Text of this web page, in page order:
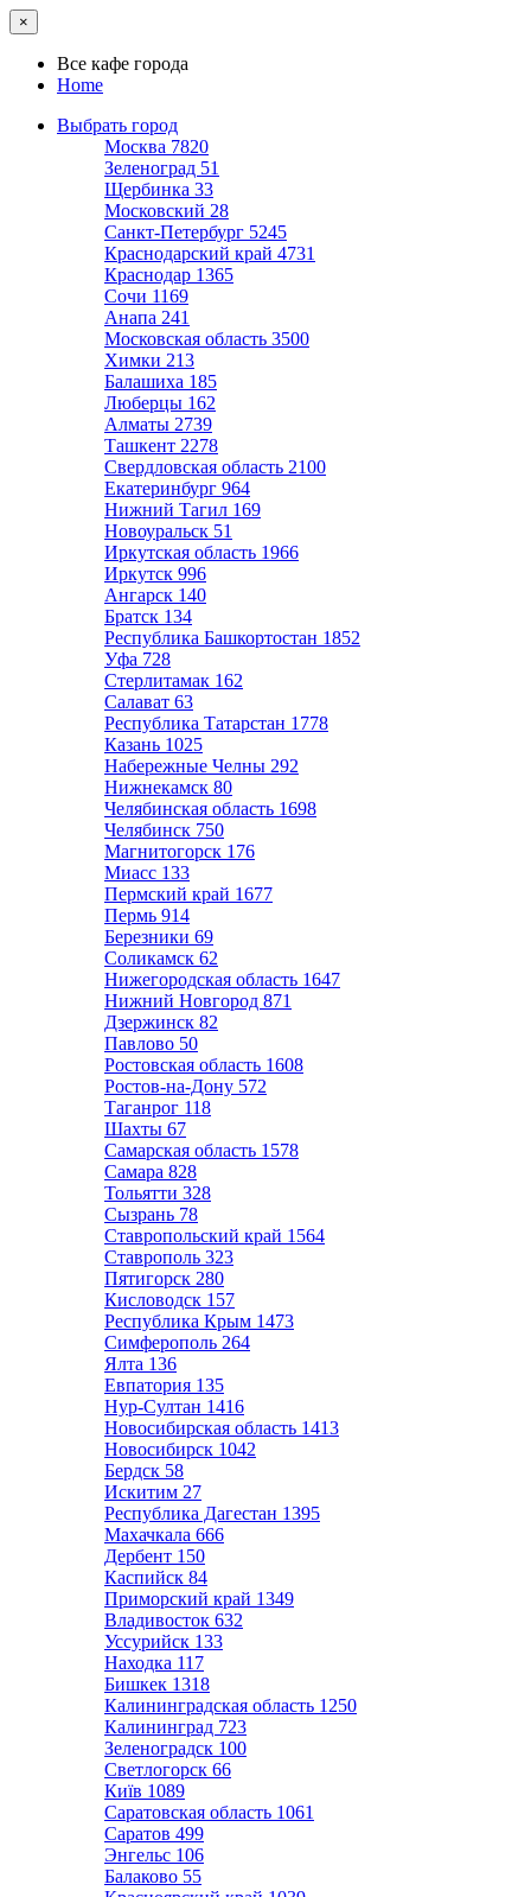
×
Все кафе города
Home
Выбрать город
Москва 7820
Зеленоград 51
Щербинка 33
Московский 28
Санкт-Петербург 5245
Краснодарский край 4731
Краснодар 1365
Сочи 1169
Анапа 241
Московская область 3500
Химки 213
Балашиха 185
Люберцы 162
Алматы 2739
Ташкент 2278
Свердловская область 2100
Екатеринбург 964
Нижний Тагил 169
Новоуральск 51
Иркутская область 1966
Иркутск 996
Ангарск 140
Братск 134
Республика Башкортостан 1852
Уфа 728
Стерлитамак 162
Салават 63
Республика Татарстан 1778
Казань 1025
Набережные Челны 292
Нижнекамск 80
Челябинская область 1698
Челябинск 750
Магнитогорск 176
Миасс 133
Пермский край 1677
Пермь 914
Березники 69
Соликамск 62
Нижегородская область 1647
Нижний Новгород 871
Дзержинск 82
Павлово 50
Ростовская область 1608
Ростов-на-Дону 572
Таганрог 118
Шахты 67
Самарская область 1578
Самара 828
Тольятти 328
Сызрань 78
Ставропольский край 1564
Ставрополь 323
Пятигорск 280
Кисловодск 157
Республика Крым 1473
Симферополь 264
Ялта 136
Евпатория 135
Нур-Султан 1416
Новосибирская область 1413
Новосибирск 1042
Бердск 58
Искитим 27
Республика Дагестан 1395
Махачкала 666
Дербент 150
Каспийск 84
Приморский край 1349
Владивосток 632
Уссурийск 133
Находка 117
Бишкек 1318
Калининградская область 1250
Калининград 723
Зеленоградск 100
Светлогорск 66
Київ 1089
Саратовская область 1061
Саратов 499
Энгельс 106
Балаково 55